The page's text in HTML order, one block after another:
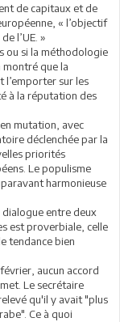
de capitaux et de
« l’objectif
l’UE. »
ou si la méthodologie
que la
l’emporter sur les
à la réputation des
mutation, avec
déclenchée par la
priorités
Le populisme
harmonieuse
entre deux
est proverbiale, celle
tendance bien
aucun accord
Le secrétaire
qu'il y avait "plus
Ce à quoi